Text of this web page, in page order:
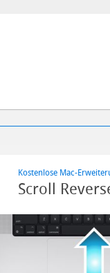
Kostenlose Mac-
Scroll